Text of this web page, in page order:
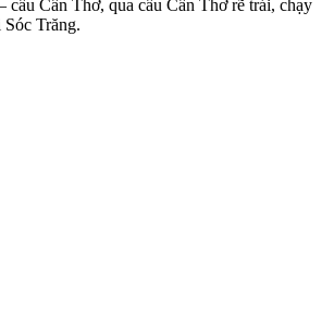
cầu Cần Thơ, qua cầu Cần Thơ rẽ trái, chạy
Trăng.